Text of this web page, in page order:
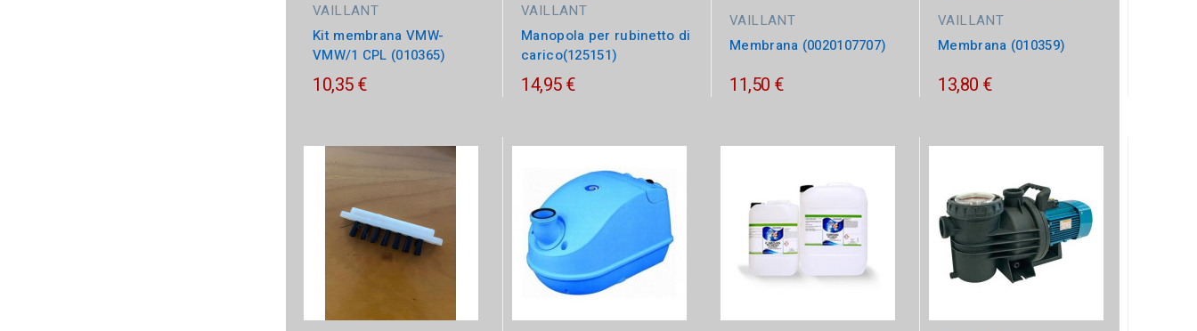
VAILLANT
Kit membrana VMW-
VMW/1 CPL (010365)
10,35 €
VAILLANT
Manopola per rubinetto di
carico(125151)
14,95 €
VAILLANT
Membrana (0020107707)
11,50 €
VAILLANT
Membrana (010359)
13,80 €